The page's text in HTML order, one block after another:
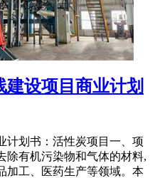
设项目商业计划
计划书：活性炭项目一、项
除有机污染物和气体的材料,
加工、医药生产等领域。本